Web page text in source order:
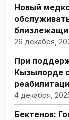
Новый
26 декабря,
При
Кызылорде
4 декабря,
Бектенов: